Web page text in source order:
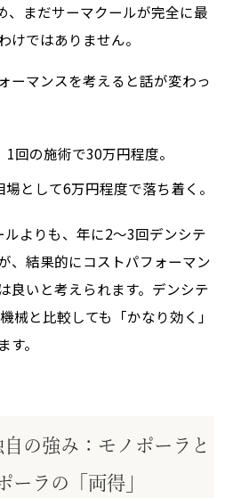
、まだサーマクールが完全に最
けではありません。
ーマンスを考えると話が変わっ
1回の施術で30万円程度。
場として6万円程度で落ち着く。
よりも、 年に2～3回デンシテ
、結果的にコストパフォーマン
良い と考えられます。デンシテ
械と比較しても「かなり効く」
。
の強み：モノポーラと
ーラの「両得」